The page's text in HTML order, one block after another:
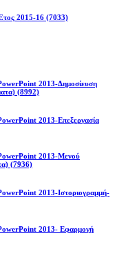
2015-16 (7033)
2013-Δημοσίευση
(8992)
2013-Επεξεργασία
PowerPoint 2013-Μενού
(7936)
2013-Ιστοριογραμμή-
PowerPoint 2013- Εφαρμογή